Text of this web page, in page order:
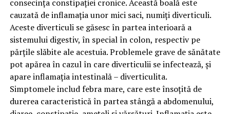
consecinţa constipației cronice. Această boală este
cauzată de inflamația unor mici saci, numiți diverticuli.
Aceste diverticuli se găsesc în partea interioară a
sistemului digestiv, în special în colon, respectiv pe
părțile slăbite ale acestuia. Problemele grave de sănătate
pot apărea în cazul în care diverticulii se infectează, şi
apare inflamația intestinală – diverticulita.
Simptomele includ febra mare, care este însoţită de
durerea caracteristică în partea stângă a abdomenului,